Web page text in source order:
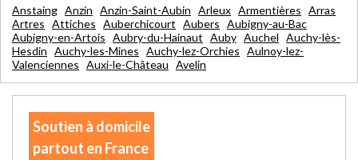
Anstaing Anzin Anzin-Saint-Aubin Arleux Armentières Arras
Artres Attiches Auberchicourt Aubers Aubigny-au-Bac
Aubigny-en-Artois Aubry-du-Hainaut Auby Auchel Auchy-lès-
Hesdin Auchy-les-Mines Auchy-lez-Orchies Aulnoy-lez-
Valenciennes Auxi-le-Château Avelin
Soutien à domicile
partout en France